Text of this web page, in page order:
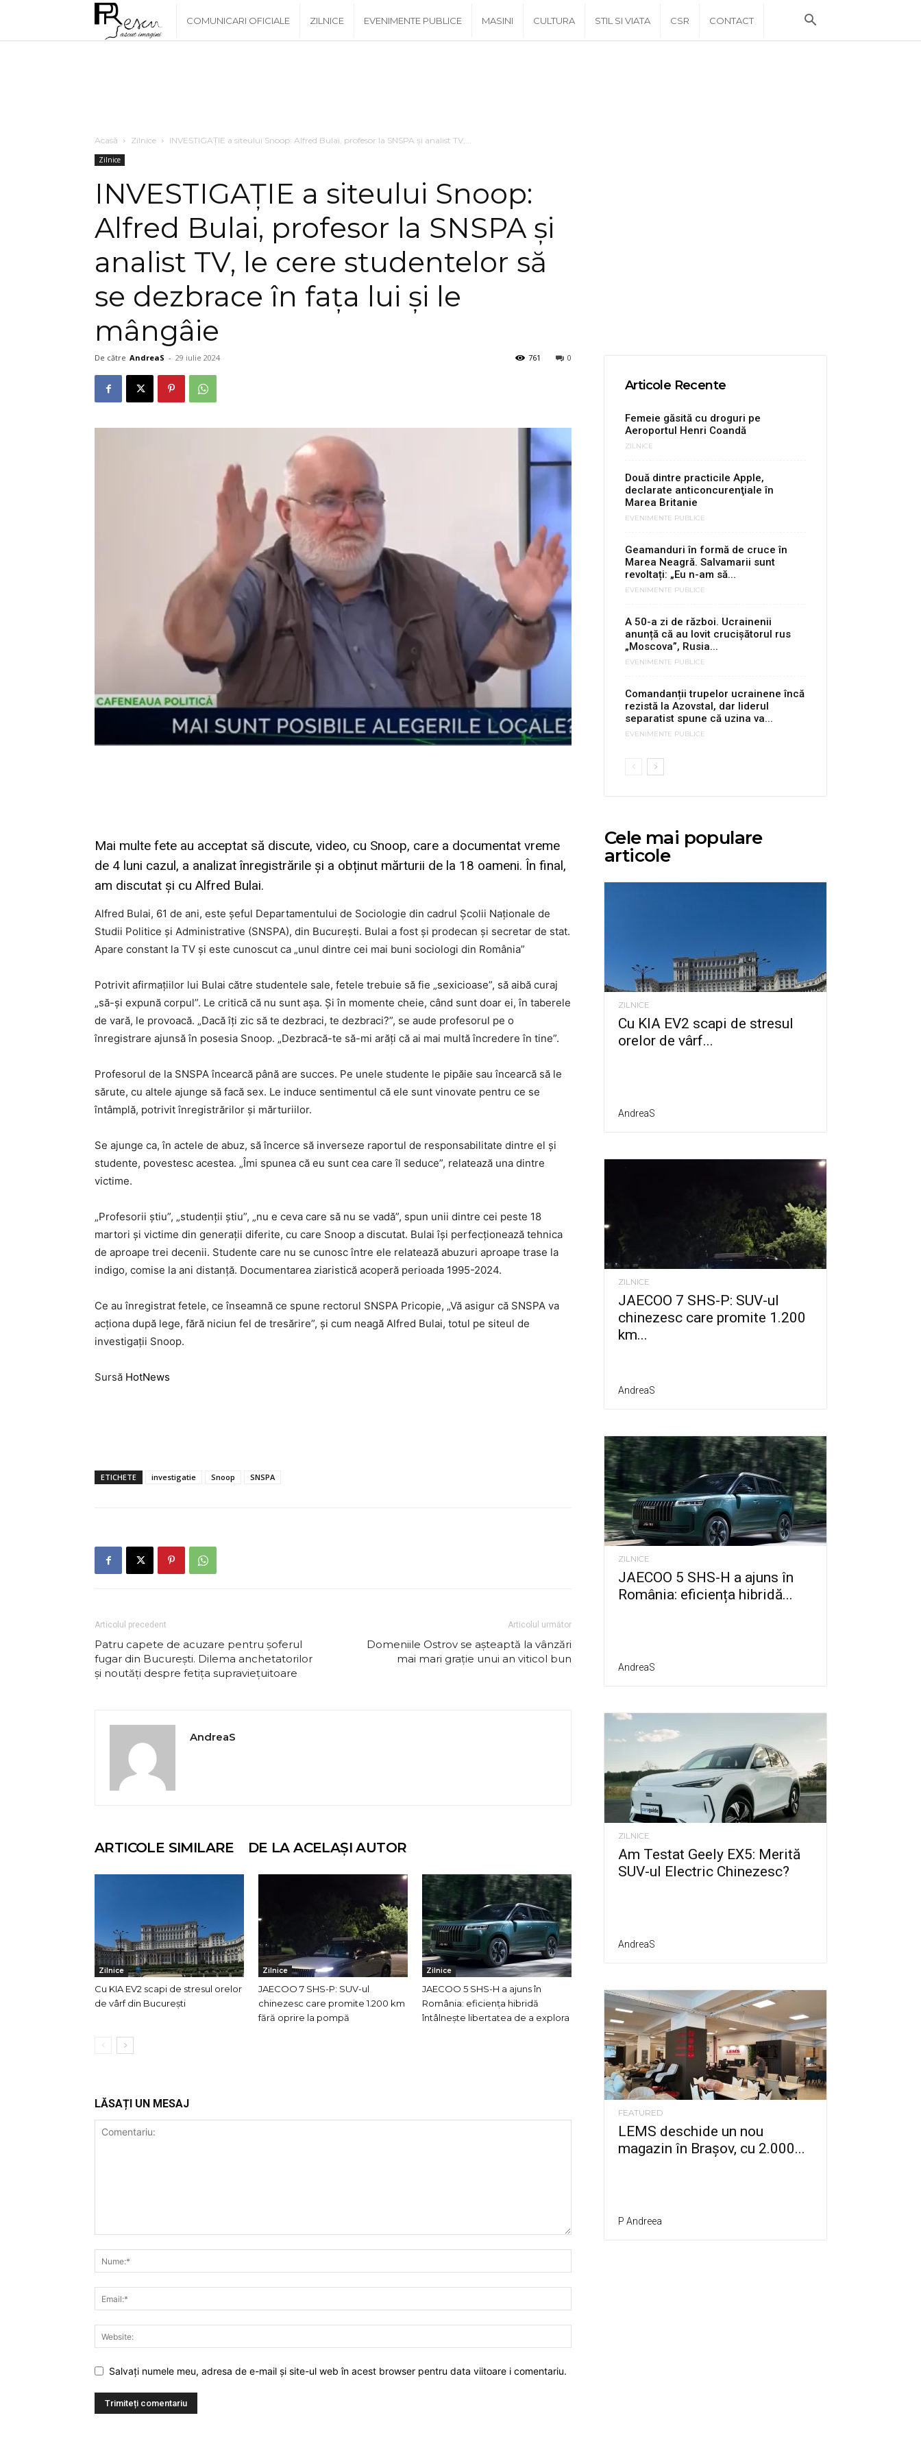
www.PRescu.ro
COMUNICARI OFICIALE ZILNICE EVENIMENTE PUBLICE MASINI CULTURA STIL SI VIATA CSR CONTACT
Acasă Zilnice INVESTIGAȚIE a siteului Snoop: Alfred Bulai, profesor la SNSPA și analist TV,...
Zilnice
INVESTIGAȚIE a siteului Snoop:
Alfred Bulai, profesor la SNSPA și
analist TV, le cere studentelor să
se dezbrace în fața lui și le
mângâie
De către AndreaS - 29 iulie 2024 0
761
Mai multe fete au acceptat să discute, video, cu Snoop, care a documentat vreme
de 4 luni cazul, a analizat înregistrările și a obținut mărturii de la 18 oameni. În final,
am discutat și cu Alfred Bulai.
Alfred Bulai, 61 de ani, este șeful Departamentului de Sociologie din cadrul Școlii Naționale de
Studii Politice și Administrative (SNSPA), din București. Bulai a fost și prodecan și secretar de stat.
Apare constant la TV și este cunoscut ca „unul dintre cei mai buni sociologi din România”
Potrivit afirmațiilor lui Bulai către studentele sale, fetele trebuie să fie „sexicioase”, să aibă curaj
„să-și expună corpul”. Le critică că nu sunt așa. Și în momente cheie, când sunt doar ei, în taberele
de vară, le provoacă. „Dacă îți zic să te dezbraci, te dezbraci?”, se aude profesorul pe o
înregistrare ajunsă în posesia Snoop. „Dezbracă-te să-mi arăți că ai mai multă încredere în tine”.
Profesorul de la SNSPA încearcă până are succes. Pe unele studente le pipăie sau încearcă să le
sărute, cu altele ajunge să facă sex. Le induce sentimentul că ele sunt vinovate pentru ce se
întâmplă, potrivit înregistrărilor și mărturiilor.
Se ajunge ca, în actele de abuz, să încerce să inverseze raportul de responsabilitate dintre el și
studente, povestesc acestea. „Îmi spunea că eu sunt cea care îl seduce”, relatează una dintre
victime.
„Profesorii știu”, „studenții știu”, „nu e ceva care să nu se vadă”, spun unii dintre cei peste 18
martori și victime din generații diferite, cu care Snoop a discutat. Bulai își perfecționează tehnica
de aproape trei decenii. Studente care nu se cunosc între ele relatează abuzuri aproape trase la
indigo, comise la ani distanță. Documentarea ziaristică acoperă perioada 1995-2024.
Ce au înregistrat fetele, ce înseamnă ce spune rectorul SNSPA Pricopie, „Vă asigur că SNSPA va
acționa după lege, fără niciun fel de tresărire”, și cum neagă Alfred Bulai, totul pe siteul de
investigații Snoop.
Sursă HotNews
ETICHETE investigatie Snoop SNSPA
Articolul precedent
Patru capete de acuzare pentru șoferul
fugar din București. Dilema anchetatorilor
și noutăți despre fetița supraviețuitoare
Articolul următor
Domeniile Ostrov se așteaptă la vânzări
mai mari grație unui an viticol bun
AndreaS
ARTICOLE SIMILARE DE LA ACELAȘI AUTOR
Zilnice
Cu KIA EV2 scapi de stresul orelor
de vârf din București
Zilnice
JAECOO 7 SHS-P: SUV-ul
chinezesc care promite 1.200 km
fără oprire la pompă
Zilnice
JAECOO 5 SHS-H a ajuns în
România: eficiența hibridă
întâlnește libertatea de a explora
LĂSAȚI UN MESAJ
Salvați numele meu, adresa de e-mail și site-ul web în acest browser pentru data viitoare i comentariu.
Articole Recente
Femeie găsită cu droguri pe
Aeroportul Henri Coandă
ZILNICE
Două dintre practicile Apple,
declarate anticoncurenţiale în
Marea Britanie
EVENIMENTE PUBLICE
Geamanduri în formă de cruce în
Marea Neagră. Salvamarii sunt
revoltați: „Eu n-am să...
EVENIMENTE PUBLICE
A 50-a zi de război. Ucrainenii
anunță că au lovit crucișătorul rus
„Moscova”, Rusia...
EVENIMENTE PUBLICE
Comandanții trupelor ucrainene încă
rezistă la Azovstal, dar liderul
separatist spune că uzina va...
EVENIMENTE PUBLICE
Cele mai populare
articole
ZILNICE
Cu KIA EV2 scapi de stresul
orelor de vârf...
AndreaS
ZILNICE
JAECOO 7 SHS-P: SUV-ul
chinezesc care promite 1.200
km...
AndreaS
ZILNICE
JAECOO 5 SHS-H a ajuns în
România: eficiența hibridă...
AndreaS
ZILNICE
Am Testat Geely EX5: Merită
SUV-ul Electric Chinezesc?
AndreaS
FEATURED
LEMS deschide un nou
magazin în Brașov, cu 2.000...
P Andreea